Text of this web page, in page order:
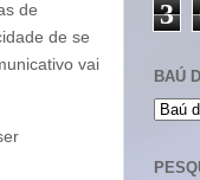
de
de se
vai
3
BAÚ